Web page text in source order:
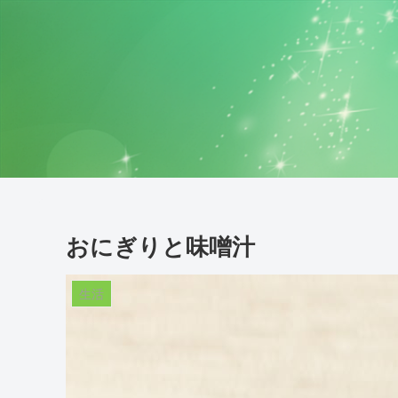
おにぎりと味噌汁
生活